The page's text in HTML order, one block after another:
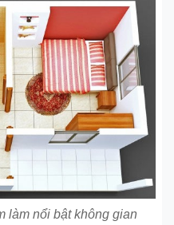
làm nổi bật không gian